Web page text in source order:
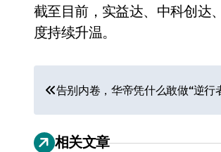
截至目前，实益达、中科创达
度持续升温。
文
章
导
告别内卷，华帝凭什么敢做“逆行
相关文章